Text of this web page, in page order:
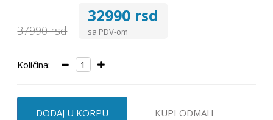
37990 rsd
32990 rsd
sa PDV-om
Količina:
DODAJ U KORPU KUPI ODMAH